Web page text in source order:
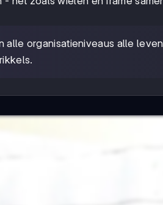
alle organisatieniveaus alle